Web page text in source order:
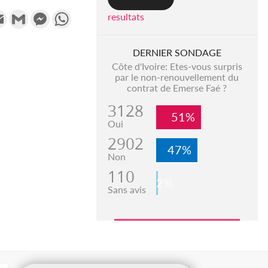
Email Gmail MessengerWhatsAppresultats
DERNIER SONDAGE
Côte d'Ivoire: Etes-vous surpris
par le non-renouvellement du
contrat de Emerse Faé ?
3128
Oui 51%
2902
Non 47%
110
Sans avis 2%